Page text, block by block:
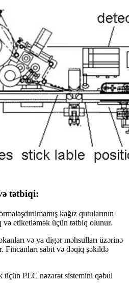
tətbiqi:
kağız qutularının
və etiketləmək üçün tətbiq olunur.
və ya digər məhsulları üzərinə
Fincanları sabit və dəqiq şəkildə
üçün PLC nəzarət sistemini qəbul